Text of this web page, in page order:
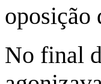
oposição
No final